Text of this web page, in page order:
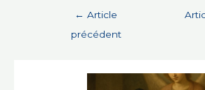
← Article
précédent